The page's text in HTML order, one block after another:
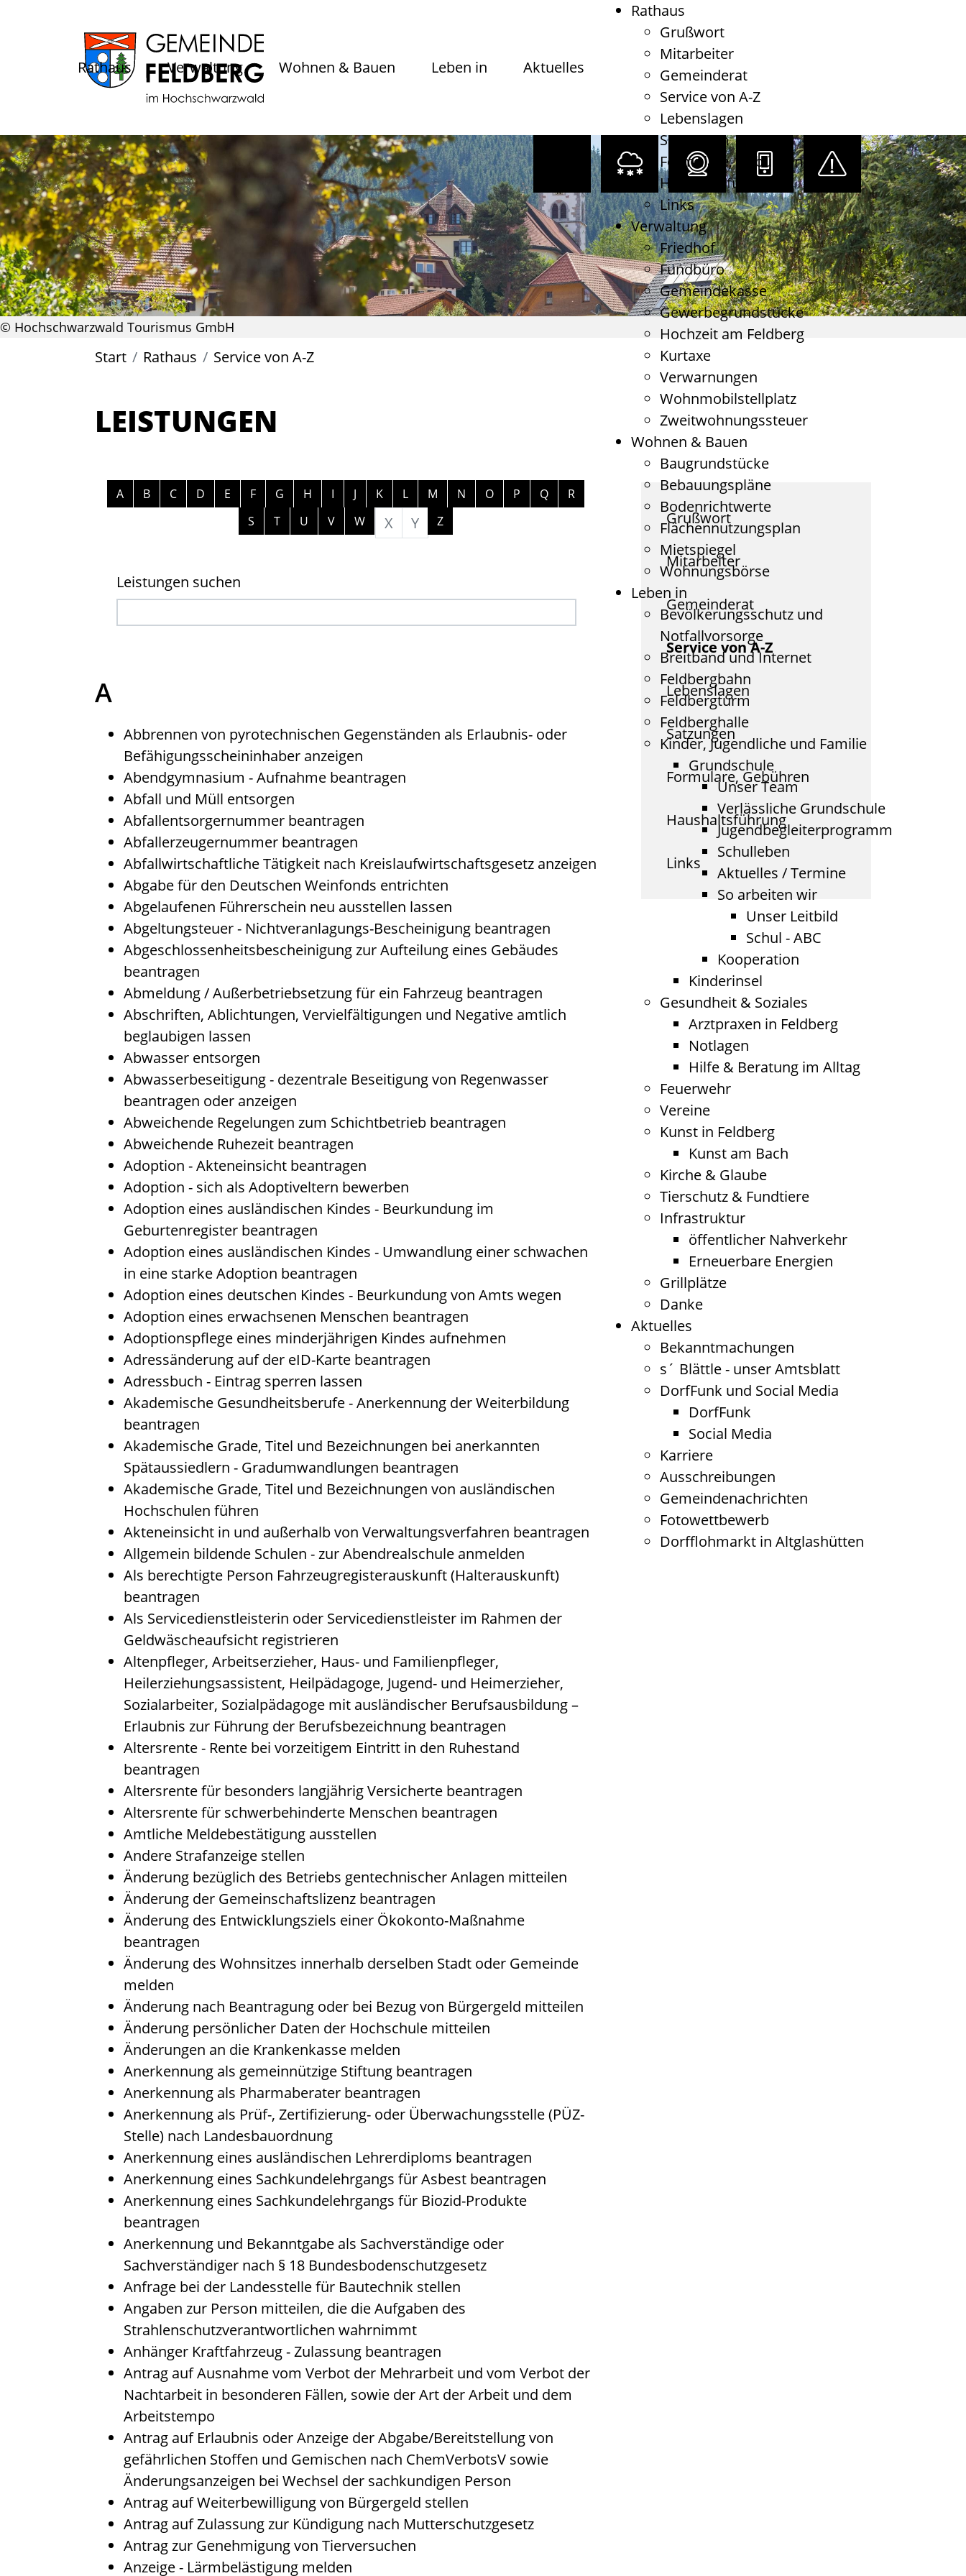
Rathaus Verwaltung Wohnen & Bauen Leben in Aktuelles
Rathaus
Grußwort
Mitarbeiter
Gemeinderat
Service von A-Z
Lebenslagen
Satzungen
Formulare, Gebühren
Haushaltsführung
Links
Verwaltung
Friedhof
Fundbüro
Gemeindekasse
Gewerbegrundstücke
Hochzeit am Feldberg
Kurtaxe
Verwarnungen
Wohnmobilstellplatz
Zweitwohnungssteuer
Wohnen & Bauen
Baugrundstücke
Bebauungspläne
Bodenrichtwerte
Flächennutzungsplan
Mietspiegel
Wohnungsbörse
Leben in
Bevölkerungsschutz und
Notfallvorsorge
Breitband und Internet
Feldbergbahn
Feldbergturm
Feldberghalle
Kinder, Jugendliche und Familie
Grundschule
Unser Team
Verlässliche Grundschule
Jugendbegleiterprogramm
Schulleben
Aktuelles / Termine
So arbeiten wir
Unser Leitbild
Schul - ABC
Kooperation
Kinderinsel
Gesundheit & Soziales
Arztpraxen in Feldberg
Notlagen
Hilfe & Beratung im Alltag
Feuerwehr
Vereine
Kunst in Feldberg
Kunst am Bach
Kirche & Glaube
Tierschutz & Fundtiere
Infrastruktur
öffentlicher Nahverkehr
Erneuerbare Energien
Grillplätze
Danke
Aktuelles
Bekanntmachungen
s´ Blättle - unser Amtsblatt
DorfFunk und Social Media
DorfFunk
Social Media
Karriere
Ausschreibungen
Gemeindenachrichten
Fotowettbewerb
Dorfflohmarkt in Altglashütten
© Hochschwarzwald Tourismus GmbH
Start Rathaus Service von A-Z
LEISTUNGEN
Alphabetisches Register überspringen
A B C D E F G H I J K L M N O P Q
R
S
T U V W X Y Z
Leistungen suchen
A
Abbrennen von pyrotechnischen Gegenständen als Erlaubnis- oder
Befähigungsscheininhaber anzeigen
Abendgymnasium - Aufnahme beantragen
Abfall und Müll entsorgen
Abfallentsorgernummer beantragen
Abfallerzeugernummer beantragen
Abfallwirtschaftliche Tätigkeit nach Kreislaufwirtschaftsgesetz anzeigen
Abgabe für den Deutschen Weinfonds entrichten
Abgelaufenen Führerschein neu ausstellen lassen
Abgeltungsteuer - Nichtveranlagungs-Bescheinigung beantragen
Abgeschlossenheitsbescheinigung zur Aufteilung eines Gebäudes
beantragen
Abmeldung / Außerbetriebsetzung für ein Fahrzeug beantragen
Abschriften, Ablichtungen, Vervielfältigungen und Negative amtlich
beglaubigen lassen
Abwasser entsorgen
Abwasserbeseitigung - dezentrale Beseitigung von Regenwasser
beantragen oder anzeigen
Abweichende Regelungen zum Schichtbetrieb beantragen
Abweichende Ruhezeit beantragen
Adoption - Akteneinsicht beantragen
Adoption - sich als Adoptiveltern bewerben
Adoption eines ausländischen Kindes - Beurkundung im
Geburtenregister beantragen
Adoption eines ausländischen Kindes - Umwandlung einer schwachen
in eine starke Adoption beantragen
Adoption eines deutschen Kindes - Beurkundung von Amts wegen
Adoption eines erwachsenen Menschen beantragen
Adoptionspflege eines minderjährigen Kindes aufnehmen
Adressänderung auf der eID-Karte beantragen
Adressbuch - Eintrag sperren lassen
Akademische Gesundheitsberufe - Anerkennung der Weiterbildung
beantragen
Akademische Grade, Titel und Bezeichnungen bei anerkannten
Spätaussiedlern - Gradumwandlungen beantragen
Akademische Grade, Titel und Bezeichnungen von ausländischen
Hochschulen führen
Akteneinsicht in und außerhalb von Verwaltungsverfahren beantragen
Allgemein bildende Schulen - zur Abendrealschule anmelden
Als berechtigte Person Fahrzeugregisterauskunft (Halterauskunft)
beantragen
Als Servicedienstleisterin oder Servicedienstleister im Rahmen der
Geldwäscheaufsicht registrieren
Altenpfleger, Arbeitserzieher, Haus- und Familienpfleger,
Heilerziehungsassistent, Heilpädagoge, Jugend- und Heimerzieher,
Sozialarbeiter, Sozialpädagoge mit ausländischer Berufsausbildung –
Erlaubnis zur Führung der Berufsbezeichnung beantragen
Altersrente - Rente bei vorzeitigem Eintritt in den Ruhestand
beantragen
Altersrente für besonders langjährig Versicherte beantragen
Altersrente für schwerbehinderte Menschen beantragen
Amtliche Meldebestätigung ausstellen
Andere Strafanzeige stellen
Änderung bezüglich des Betriebs gentechnischer Anlagen mitteilen
Änderung der Gemeinschaftslizenz beantragen
Änderung des Entwicklungsziels einer Ökokonto-Maßnahme
beantragen
Änderung des Wohnsitzes innerhalb derselben Stadt oder Gemeinde
melden
Änderung nach Beantragung oder bei Bezug von Bürgergeld mitteilen
Änderung persönlicher Daten der Hochschule mitteilen
Änderungen an die Krankenkasse melden
Anerkennung als gemeinnützige Stiftung beantragen
Anerkennung als Pharmaberater beantragen
Anerkennung als Prüf-, Zertifizierung- oder Überwachungsstelle (PÜZ-
Stelle) nach Landesbauordnung
Anerkennung eines ausländischen Lehrerdiploms beantragen
Anerkennung eines Sachkundelehrgangs für Asbest beantragen
Anerkennung eines Sachkundelehrgangs für Biozid-Produkte
beantragen
Anerkennung und Bekanntgabe als Sachverständige oder
Sachverständiger nach § 18 Bundesbodenschutzgesetz
Anfrage bei der Landesstelle für Bautechnik stellen
Angaben zur Person mitteilen, die die Aufgaben des
Strahlenschutzverantwortlichen wahrnimmt
Anhänger Kraftfahrzeug - Zulassung beantragen
Antrag auf Ausnahme vom Verbot der Mehrarbeit und vom Verbot der
Nachtarbeit in besonderen Fällen, sowie der Art der Arbeit und dem
Arbeitstempo
Antrag auf Erlaubnis oder Anzeige der Abgabe/Bereitstellung von
gefährlichen Stoffen und Gemischen nach ChemVerbotsV sowie
Änderungsanzeigen bei Wechsel der sachkundigen Person
Antrag auf Weiterbewilligung von Bürgergeld stellen
Antrag auf Zulassung zur Kündigung nach Mutterschutzgesetz
Antrag zur Genehmigung von Tierversuchen
Anzeige - Lärmbelästigung melden
Grußwort
Mitarbeiter
Gemeinderat
Service von A-Z
Lebenslagen
Satzungen
Formulare, Gebühren
Haushaltsführung
Links